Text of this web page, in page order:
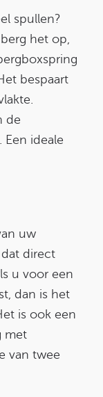
spullen?
het op,
bespaart
de
ideale
uw
dat direct
u voor een
dan is het
is ook een
met
van twee